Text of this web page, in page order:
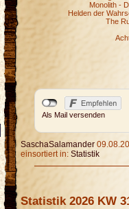
Monolith -
Helden der
The
Als Mail versenden
SaschaSalamander
einsortiert in: Statistik
Statistik 2026 KW